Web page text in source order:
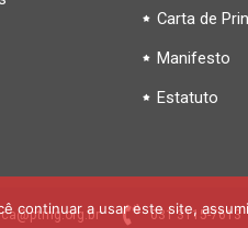
Carta de
Manifesto
Estatuto
031 3115-7613
continuar a usar este site,